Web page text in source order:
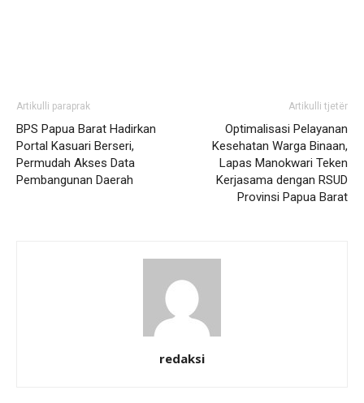
Artikulli paraprak
BPS Papua Barat Hadirkan
Portal Kasuari Berseri,
Permudah Akses Data
Pembangunan Daerah
Artikulli tjetër
Optimalisasi Pelayanan
Kesehatan Warga Binaan,
Lapas Manokwari Teken
Kerjasama dengan RSUD
Provinsi Papua Barat
redaksi